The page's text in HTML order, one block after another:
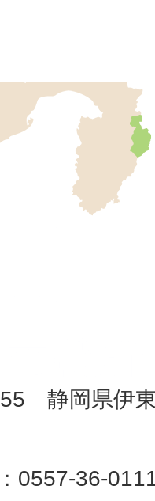
静岡県伊
0557-36-